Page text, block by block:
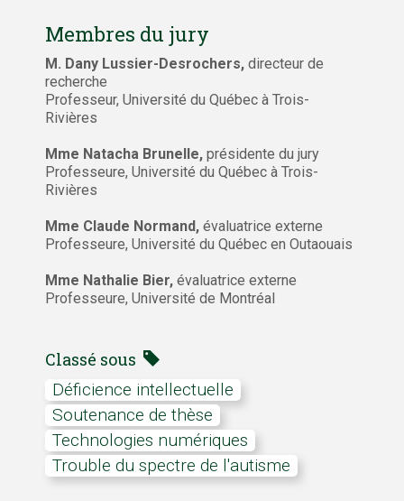
Membres du jury
M. Dany Lussier-Desrochers, directeur de
recherche
Professeur, Université du Québec à Trois-
Rivières
Mme Natacha Brunelle, présidente du jury
Professeure, Université du Québec à Trois-
Rivières
Mme Claude Normand, évaluatrice externe
Professeure, Université du Québec en Outaouais
Mme Nathalie Bier, évaluatrice externe
Professeure, Université de Montréal
Classé sous
déficience intellectuelle
soutenance de thèse
technologies numériques
Trouble du spectre de l'autisme